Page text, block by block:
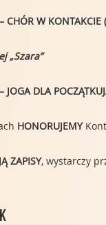
CHÓR W
„Szara”
DLA
HONORUJEMY
ZAPISY, wystarczy